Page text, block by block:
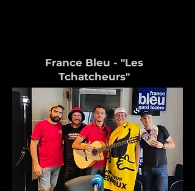
France Bleu - "Les
Tchatcheurs"